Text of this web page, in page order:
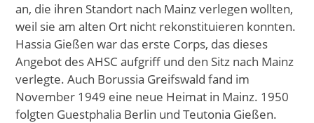
an, die ihren Standort nach Mainz verlegen wollten,
weil sie am alten Ort nicht rekonstituieren konnten.
Hassia Gießen war das erste Corps, das dieses
Angebot des AHSC aufgriff und den Sitz nach Mainz
verlegte. Auch Borussia Greifswald fand im
November 1949 eine neue Heimat in Mainz. 1950
folgten Guestphalia Berlin und Teutonia Gießen.